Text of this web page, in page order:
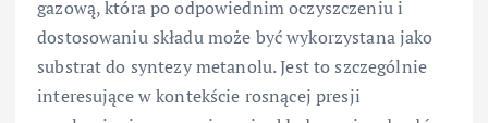
gazową, która po odpowiednim oczyszczeniu i
dostosowaniu składu może być wykorzystana jako
substrat do syntezy metanolu. Jest to szczególnie
interesujące w kontekście rosnącej presji